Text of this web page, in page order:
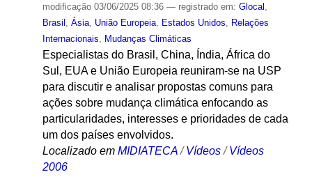
modificação03/06/2025 08:36 — registrado em: Glocal
Brasil
Ásia, União Europeia, Estados Unidos
Relações
Internacionais
Mudanças Climáticas
Especialistas do Brasil, China, Índia, África do
Sul, EUA e União Europeia reuniram-se na USP
para discutir e analisar propostas comuns para
ações sobre mudança climática enfocando as
particularidades, interesses e prioridades de cada
um dos países envolvidos.
Localizado em MIDIATECA /Vídeos /Vídeos
2006